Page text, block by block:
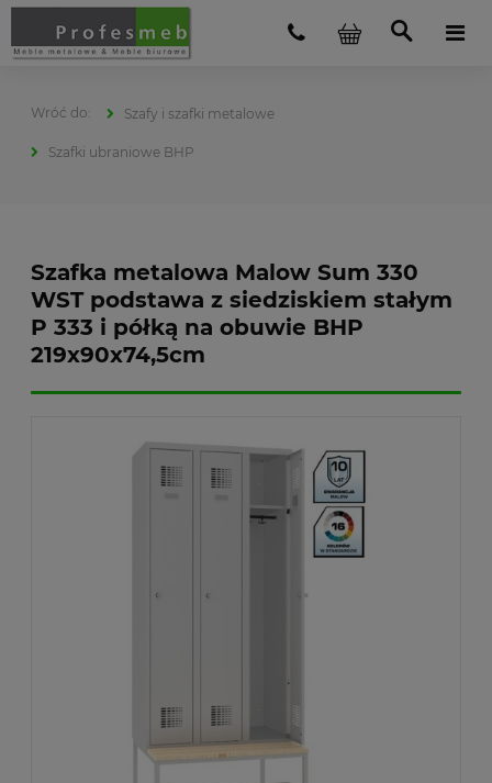
Szafy i szafki metalowe
Szafki ubraniowe BHP
Szafka metalowa Malow Sum 330
WST podstawa z siedziskiem stałym
P 333 i półką na obuwie BHP
219x90x74,5cm